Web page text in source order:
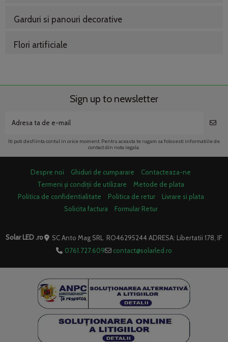
Garduri si panouri decorative
Flori artificiale
Sign up to newsletter
Iti poti desfiinta contul in orice moment. Pentru aceasta te rugam sa folosesti informatiile de
contact din nota legala.
Despre noi Ghiduri de cumparare
Contacteaza-ne
Termeni și condiții de utilizare
Metode de plata
Politica de confidentialitate
Politica de retur
Livrare si plata
Solicita factura
Formular Retur
Solar LED .ro
SC Anto Mag SRL RO46295244 ADRESA: Libertatii 178, IF
0761.727.609
contact@solarled.ro